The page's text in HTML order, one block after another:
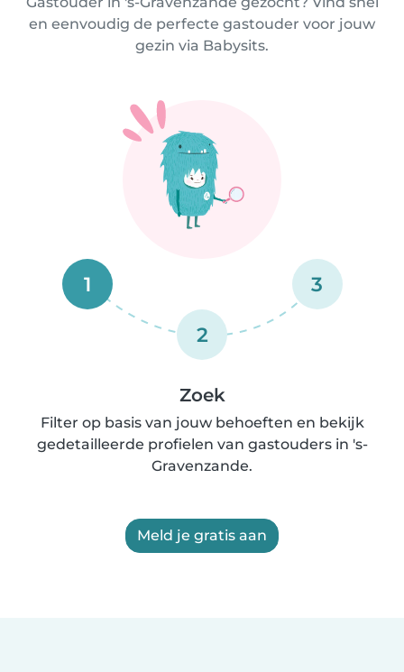
en eenvoudig de perfecte gastouder voor jouw
gezin via Babysits.
1
2
3
Zoek
Filter op basis van jouw behoeften en bekijk
gedetailleerde profielen van gastouders in 's-
Gravenzande.
Meld je gratis aan